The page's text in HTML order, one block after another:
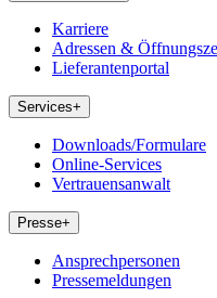
Karriere
Adressen &
Lieferantenportal
Services+
Downloads/Formulare
Online-Services
Vertrauensanwalt
Presse+
Ansprechpersonen
Pressemeldungen